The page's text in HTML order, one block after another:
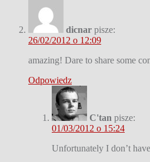
dicnar pisze:
26/02/2012 o 12:09
amazing! Dare to share some
Odpowiedz
C'tan pisze:
01/03/2012 o 15:24
Unfortunately I don’t